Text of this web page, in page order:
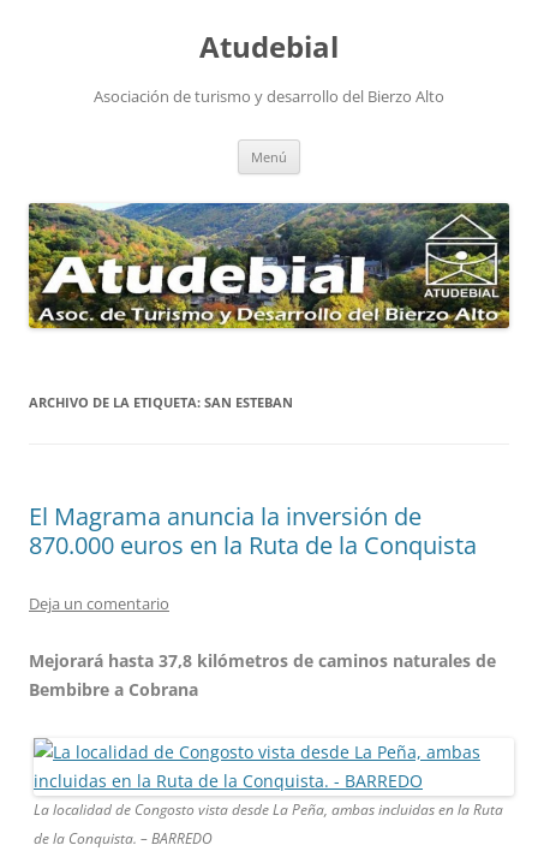
Atudebial
Asociación de turismo y desarrollo del Bierzo Alto
Menú
ARCHIVO DE LA ETIQUETA: SAN ESTEBAN
El Magrama anuncia la inversión de
870.000 euros en la Ruta de la Conquista
Deja un comentario
Mejorará hasta 37,8 kilómetros de caminos naturales de
Bembibre a Cobrana
La localidad de Congosto vista desde La Peña, ambas incluidas en la Ruta
de la Conquista. – BARREDO